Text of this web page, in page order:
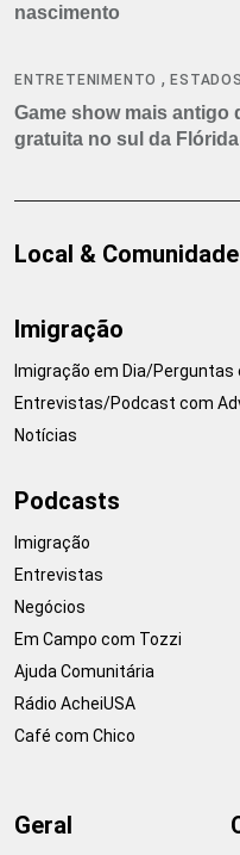
nascimento
ENTRETENIMENTO ,
Game show mais antigo
gratuita no sul da Flórida
Local & Comunidade
Imigração
Imigração em Dia/
Entrevistas/Podcast com
Notícias
Podcasts
Imigração
Entrevistas
Negócios
Em Campo com Tozzi
Ajuda Comunitária
Rádio AcheiUSA
Café com Chico
Geral